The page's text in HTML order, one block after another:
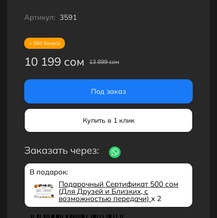
Артикул: 3591
+ 560 бонуса
10 199 сом 13 899 сом
Под заказ
Купить в 1 клик
Заказать через:
В подарок:
Подарочный Сертификат 500 сом
(Для Друзей и Близких, с
возможностью передачи) x 2